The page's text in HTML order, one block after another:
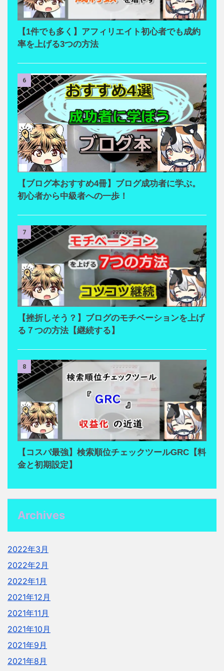
【1件でも多く】アフィリエイト初心者でも成約
率を上げる3つの方法
6
【ブログ本おすすめ4冊】ブログ成功者に学ぶ。
初心者から中級者への一歩！
7
【挫折しそう？】ブログのモチベーションを上げ
る７つの方法【継続する】
8
【コスパ最強】検索順位チェックツールGRC【料
金と初期設定】
Archives
2022年3月
2022年2月
2022年1月
2021年12月
2021年11月
2021年10月
2021年9月
2021年8月